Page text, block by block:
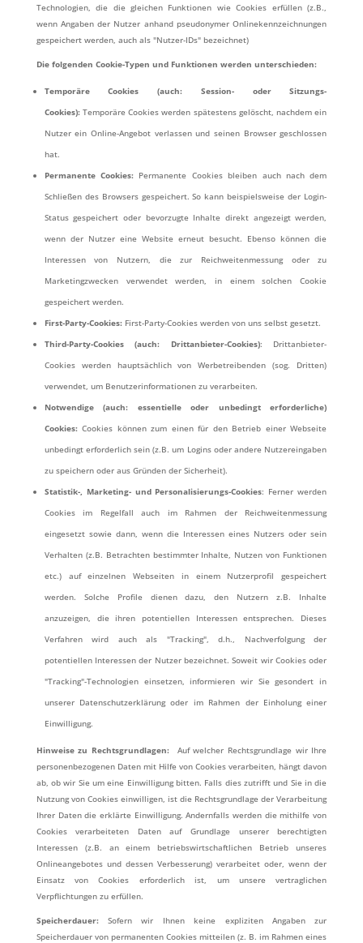
Technologien, die die gleichen Funktionen wie Cookies erfüllen (z.B.,
wenn Angaben der Nutzer anhand pseudonymer Onlinekennzeichnungen
gespeichert werden, auch als "Nutzer-IDs" bezeichnet)
Die folgenden Cookie-Typen und Funktionen werden unterschieden:
Temporäre Cookies (auch: Session- oder Sitzungs-
Cookies):Temporäre Cookies werden spätestens gelöscht, nachdem ein
Nutzer ein Online-Angebot verlassen und seinen Browser geschlossen
hat.
Permanente Cookies: Permanente Cookies bleiben auch nach dem
Schließen des Browsers gespeichert. So kann beispielsweise der Login-
Status gespeichert oder bevorzugte Inhalte direkt angezeigt werden,
wenn der Nutzer eine Website erneut besucht. Ebenso können die
Interessen von Nutzern, die zur Reichweitenmessung oder zu
Marketingzwecken verwendet werden, in einem solchen Cookie
gespeichert werden.
First-Party-Cookies:First-Party-Cookies werden von uns selbst gesetzt.
Third-Party-Cookies (auch: Drittanbieter-Cookies): Drittanbieter-
Cookies werden hauptsächlich von Werbetreibenden (sog. Dritten)
verwendet, um Benutzerinformationen zu verarbeiten.
Notwendige (auch: essentielle oder unbedingt erforderliche)
Cookies:Cookies können zum einen für den Betrieb einer Webseite
unbedingt erforderlich sein (z.B. um Logins oder andere Nutzereingaben
zu speichern oder aus Gründen der Sicherheit).
Statistik-, Marketing- und Personalisierungs-Cookies: Ferner werden
Cookies im Regelfall auch im Rahmen der Reichweitenmessung
eingesetzt sowie dann, wenn die Interessen eines Nutzers oder sein
Verhalten (z.B. Betrachten bestimmter Inhalte, Nutzen von Funktionen
etc.) auf einzelnen Webseiten in einem Nutzerprofil gespeichert
werden. Solche Profile dienen dazu, den Nutzern z.B. Inhalte
anzuzeigen, die ihren potentiellen Interessen entsprechen. Dieses
Verfahren wird auch als "Tracking", d.h., Nachverfolgung der
potentiellen Interessen der Nutzer bezeichnet. Soweit wir Cookies oder
"Tracking"-Technologien einsetzen, informieren wir Sie gesondert in
unserer Datenschutzerklärung oder im Rahmen der Einholung einer
Einwilligung.
Hinweise zu Rechtsgrundlagen:
Auf welcher Rechtsgrundlage wir Ihre
personenbezogenen Daten mit Hilfe von Cookies verarbeiten, hängt davon
ab, ob wir Sie um eine Einwilligung bitten. Falls dies zutrifft und Sie in die
Nutzung von Cookies einwilligen, ist die Rechtsgrundlage der Verarbeitung
Ihrer Daten die erklärte Einwilligung. Andernfalls werden die mithilfe von
Cookies verarbeiteten Daten auf Grundlage unserer berechtigten
Interessen (z.B. an einem betriebswirtschaftlichen Betrieb unseres
Onlineangebotes und dessen Verbesserung) verarbeitet oder, wenn der
Einsatz von Cookies erforderlich ist, um unsere vertraglichen
Verpflichtungen zu erfüllen.
Speicherdauer:Sofern wir Ihnen keine expliziten Angaben zur
Speicherdauer von permanenten Cookies mitteilen (z. B. im Rahmen eines